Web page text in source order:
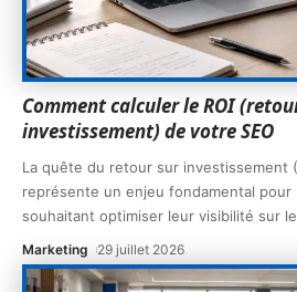
Comment calculer le ROI
investissement) de votre SEO
La quête du retour sur investissement
représente un enjeu fondamental pour
souhaitant optimiser leur visibilité sur
Marketing 29 juillet 2026